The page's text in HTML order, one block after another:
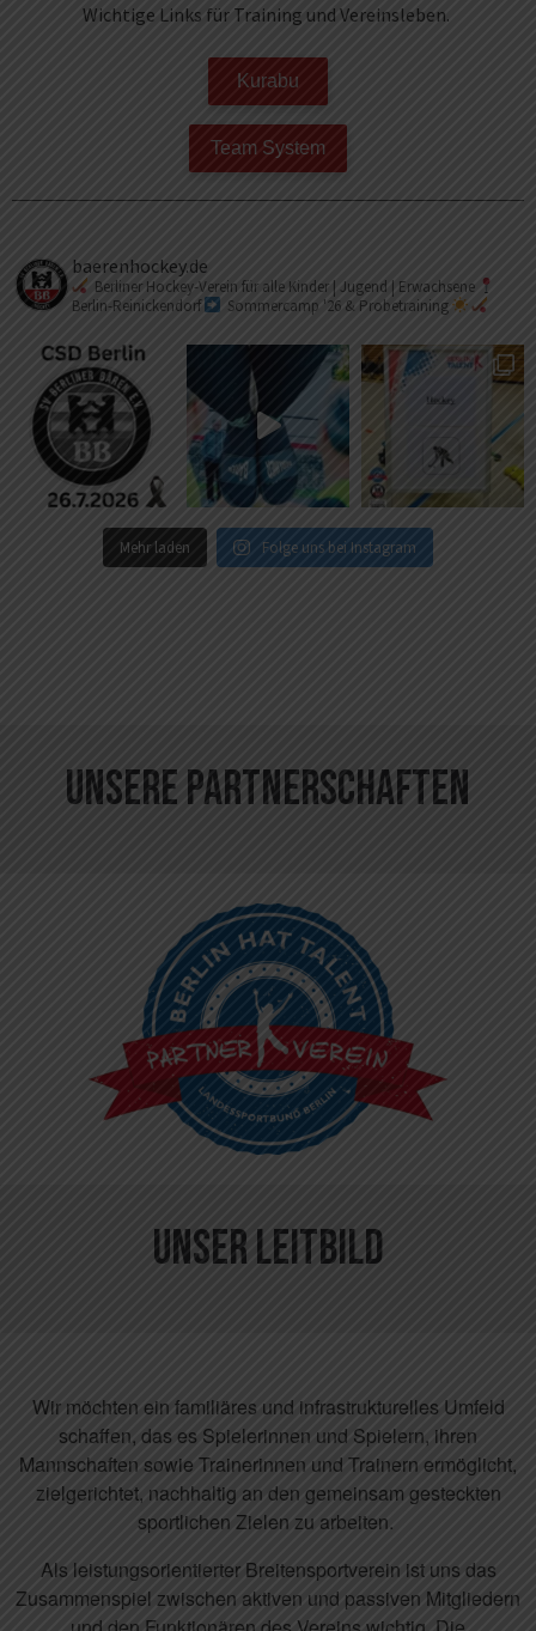
Wichtige Links für Training und Vereinsleben.
Kurabu
Team System
baerenhockey.de
Berliner Hockey-Verein für alle Kinder | Jugend | Erwachsene
Berlin-Reinickendorf
Sommercamp '26 & Probetraining
Mehr laden Folge uns bei Instagram
Unsere Partnerschaften
Unser Leitbild
Wir möchten ein familiäres und infrastrukturelles Umfeld
schaffen, das es Spielerinnen und Spielern, ihren
Mannschaften sowie Trainerinnen und Trainern ermöglicht,
zielgerichtet, nachhaltig an den gemeinsam gesteckten
sportlichen Zielen zu arbeiten.
Als leistungsorientierter Breitensportverein ist uns das
Zusammenspiel zwischen aktiven und passiven Mitgliedern